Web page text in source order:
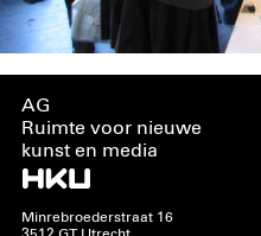
AG
Ruimte voor nieuwe
kunst en media
Minrebroederstraat 16